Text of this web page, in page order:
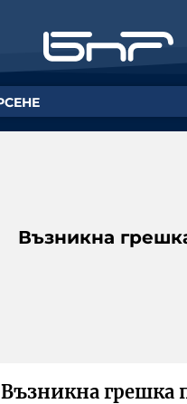
Възникна
Възникна грешка